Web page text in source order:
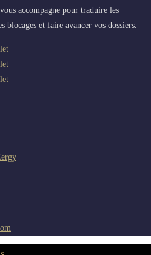
accompagne pour traduire les
blocages et faire avancer vos dossiers.